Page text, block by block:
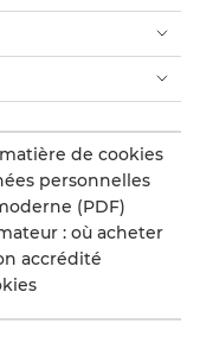
de cookies
personnelles
(PDF)
: où acheter
accrédité